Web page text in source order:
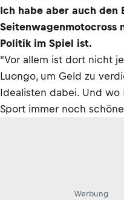
Ich habe aber auch den
Seitenwagenmotocross
Politik im Spiel ist.
"Vor allem ist dort nicht
Luongo, um Geld zu
Idealisten dabei. Und wo
Sport immer noch
Werbung